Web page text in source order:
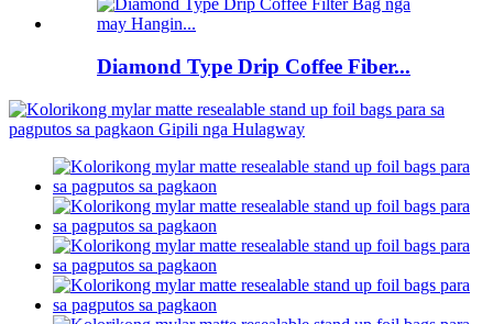
Diamond Type Drip Coffee Fiber...